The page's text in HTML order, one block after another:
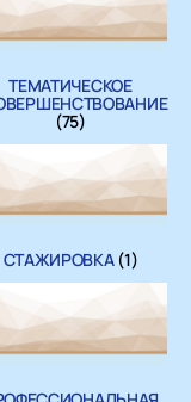
ТЕМАТИЧЕСКОЕ
(75)
СТАЖИРОВКА (1)